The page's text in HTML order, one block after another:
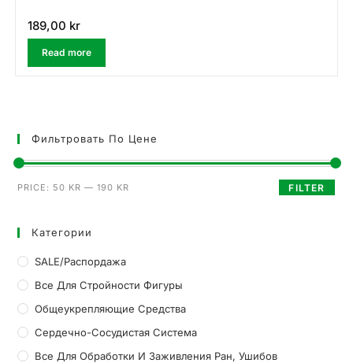
189,00 kr
Read more
Фильтровать По Цене
FILTER
PRICE: 50 KR —190 KR
Категории
SALE/Распордажа
Все Для Стройности Фигуры
Общеукрепляющие Средства
Сердечно-Сосудистая Система
Все Для Обработки И Заживления Ран, Ушибов